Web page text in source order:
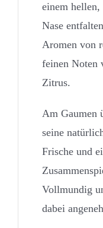
einem
Nase
Aromen von
feinen Noten
Zitrus.
Am Gaumen
seine
Frische und
Vollmundig
dabei